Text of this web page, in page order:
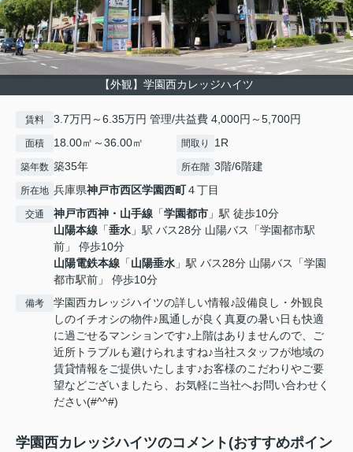
【外観】学園西カレッジハイツ
賃料 3.7万円～6.35万円 管理/共益費 4,000円～5,700円
面積 18.00㎡～36.00㎡ 間取り 1R
築年数 築35年 所在階 3階/6階建
所在地 兵庫県神戸市西区学園西町４丁目
交通 神戸市西神・山手線 「学園都市 」駅 徒歩10分
山陽本線 「垂水 」駅 バス28分 山陽バス「学園都市駅
前」 停歩10分
山陽電鉄本線 「山陽垂水 」駅 バス28分 山陽バス「学園
都市駅前」 停歩10分
備考
学園西カレッジハイツの詳しい情報♪設備良し・外観良
しのイチオシの物件♪風通しが良く真夏の暑い日も快適
に過ごせるマンションです♪上階はありませんので、ご
近所トラブルも避けられますね♪当社スタッフが地域の
賃貸情報をご提供いたします♪お客様のこだわりやご要
望などございましたら、お気軽に当社へお問い合わせく
ださい(#^^#)
学園西カレッジハイツのコメント(おすすめポイン